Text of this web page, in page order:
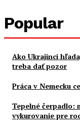
Popular
Ako Ukrajinci
treba dať pozor
Práca v Nemecku
Tepelné čerpadlo:
vykurovanie pre